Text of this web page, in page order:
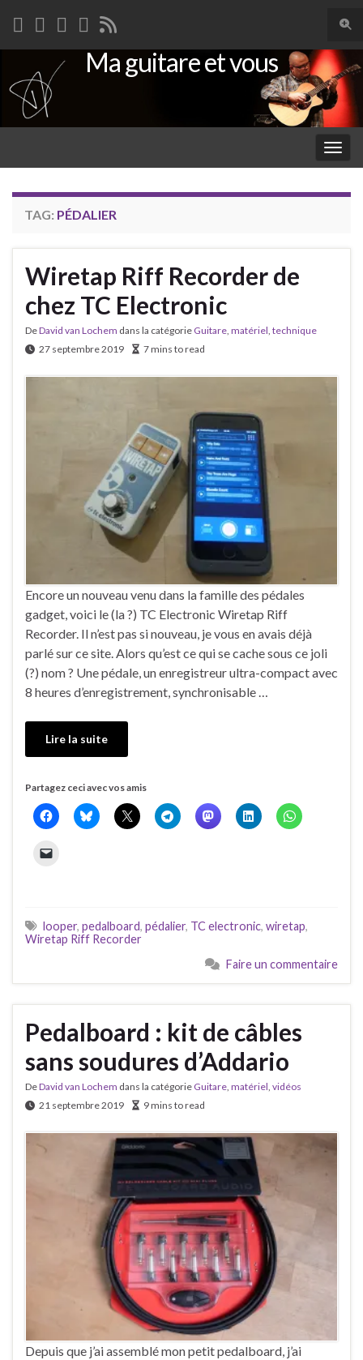
Search for:
Ma guitare et vous
TAG: PÉDALIER
Wiretap Riff Recorder de
chez TC Electronic
DeDavid van Lochem dans la catégorie Guitare matériel technique
27 septembre 2019
7 mins to read
Encore un nouveau venu dans la famille des pédales
gadget, voici le (la ?) TC Electronic Wiretap Riff
Recorder. Il n’est pas si nouveau, je vous en avais déjà
parlé sur ce site. Alors qu’est ce qui se cache sous ce joli
(?) nom ? Une pédale, un enregistreur ultra-compact avec
8 heures d’enregistrement, synchronisable …
Lire la suite
Partagez ceci avec vos amis
looper, pedalboard, pédalier, TC electronic, wiretap,
Wiretap Riff Recorder
Faire un commentaire
Pedalboard : kit de câbles
sans soudures d’Addario
DeDavid van Lochem dans la catégorie Guitare matériel vidéos
21 septembre 2019
9 mins to read
Depuis que j’ai assemblé mon petit pedalboard, j’ai